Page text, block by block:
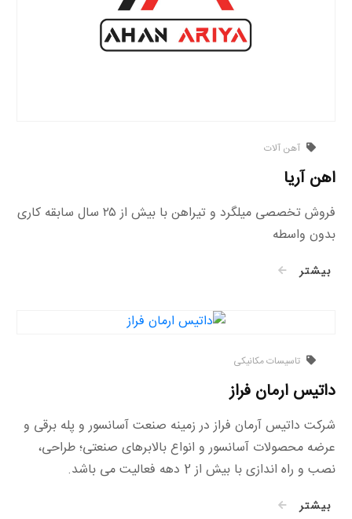
آهن آلات
اهن آریا
فروش تخصصی میلگرد و تیراهن با بیش از ۲۵ سال سابقه کاری
بدون واسطه
بیشتر
تاسیسات مکانیکی
داتیس ارمان فراز
شرکت داتیس آرمان فراز در زمینه صنعت آسانسور و پله برقی و
عرضه محصولات آسانسور و انواع بالابرهای صنعتی؛ طراحی،
نصب و راه اندازی با بیش از 2 دهه فعالیت می باشد.
بیشتر